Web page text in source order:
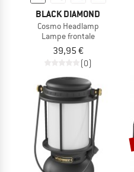
BLACK DIAMOND
Cosmo Headlamp
Lampe frontale
39,95 €
(0)